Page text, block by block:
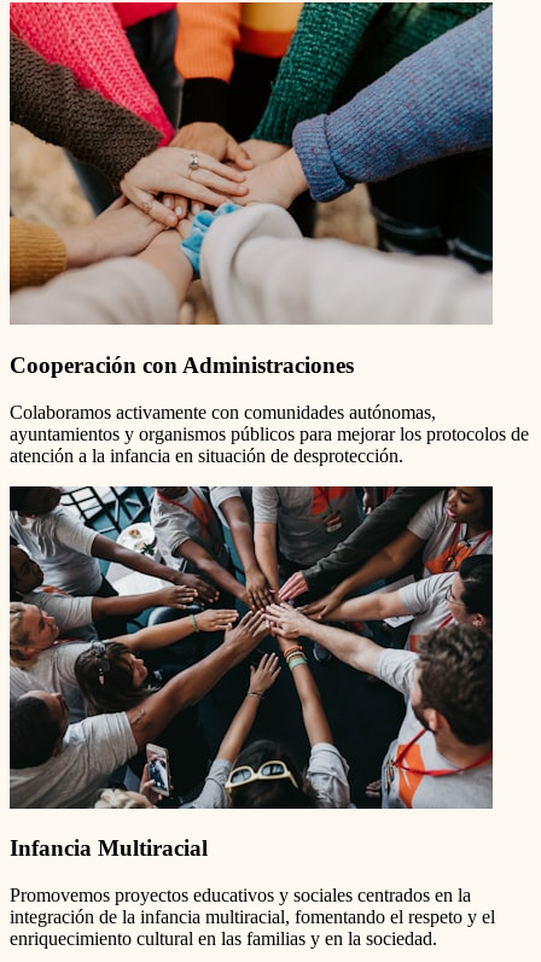
Cooperación con Administraciones
Colaboramos activamente con comunidades autónomas,
ayuntamientos y organismos públicos para mejorar los protocolos de
atención a la infancia en situación de desprotección.
Infancia Multiracial
Promovemos proyectos educativos y sociales centrados en la
integración de la infancia multiracial, fomentando el respeto y el
enriquecimiento cultural en las familias y en la sociedad.